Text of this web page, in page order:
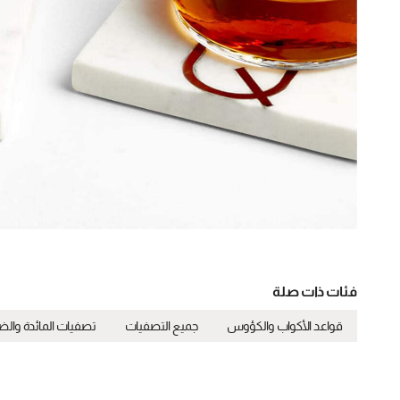
فئات ذات صلة
قواعد الأكواب والكؤوس جميع التصفيات تصفيات المائدة